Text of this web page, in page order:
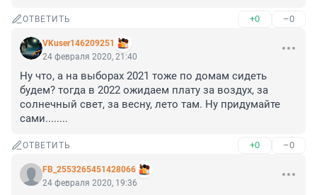
ОТВЕТИТЬ +0 –0
VKuser146209251
24 февраля 2020, 21:40
Ну что, а на выборах 2021 тоже по домам сидеть
будем? тогда в 2022 ожидаем плату за воздух, за
солнечный свет, за весну, лето там. Ну придумайте
сами........
ОТВЕТИТЬ +0 –0
FB_2553265451428066
24 февраля 2020, 19:36